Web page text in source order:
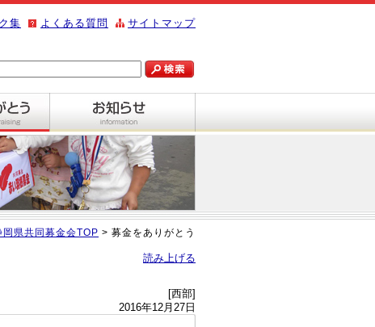
サイトマップ
よくある質問
集
岡県共同募金会TOP > 募金をありがとう
読み上げる
[西部]
2016年12月27日